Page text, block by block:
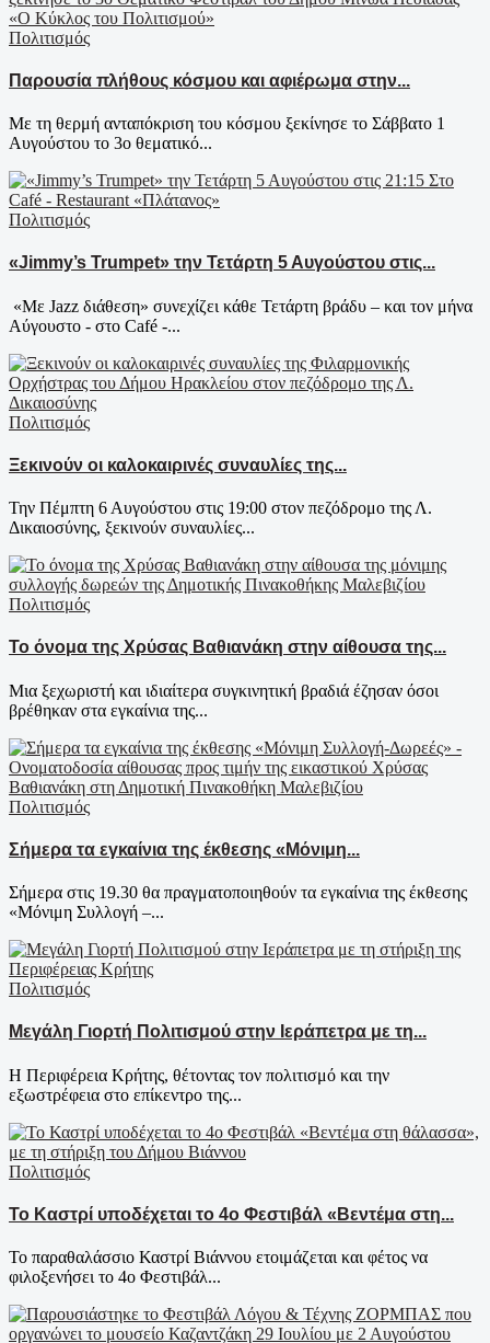
Πολιτισμός
Παρουσία πλήθους κόσμου και αφιέρωμα στην...
Με τη θερμή ανταπόκριση του κόσμου ξεκίνησε το Σάββατο 1
Αυγούστου το 3ο θεματικό...
Πολιτισμός
«Jimmy’s Trumpet» την Τετάρτη 5 Αυγούστου στις...
«Με Jazz διάθεση» συνεχίζει κάθε Τετάρτη βράδυ – και τον μήνα
Αύγουστο - στο Café -...
Πολιτισμός
Ξεκινούν οι καλοκαιρινές συναυλίες της...
Την Πέμπτη 6 Αυγούστου στις 19:00 στον πεζόδρομο της Λ.
Δικαιοσύνης, ξεκινούν συναυλίες...
Πολιτισμός
Το όνομα της Χρύσας Βαθιανάκη στην αίθουσα της...
Μια ξεχωριστή και ιδιαίτερα συγκινητική βραδιά έζησαν όσοι
βρέθηκαν στα εγκαίνια της...
Πολιτισμός
Σήμερα τα εγκαίνια της έκθεσης «Μόνιμη...
Σήμερα στις 19.30 θα πραγματοποιηθούν τα εγκαίνια της έκθεσης
«Μόνιμη Συλλογή –...
Πολιτισμός
Μεγάλη Γιορτή Πολιτισμού στην Ιεράπετρα με τη...
Η Περιφέρεια Κρήτης, θέτοντας τον πολιτισμό και την
εξωστρέφεια στο επίκεντρο της...
Πολιτισμός
Το Καστρί υποδέχεται το 4ο Φεστιβάλ «Βεντέμα στη...
Το παραθαλάσσιο Καστρί Βιάννου ετοιμάζεται και φέτος να
φιλοξενήσει το 4ο Φεστιβάλ...